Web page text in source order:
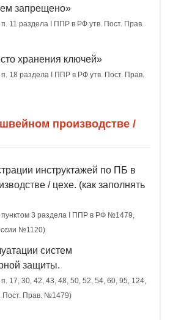
запрещено»
п. 11 раздела I ППР в РФ утв. Пост. Прав.
хранения ключей»
п. 18 раздела I ППР в РФ утв. Пост. Прав.
производстве /
инструктажей по ПБ в
/ цехе. (как заполнять
пунктом 3 раздела I ППР в РФ №1479,
№1120)
систем
защиты.
17, 30, 42, 43, 48, 50, 52, 54, 60, 95, 124,
Пост. Прав. №1479)